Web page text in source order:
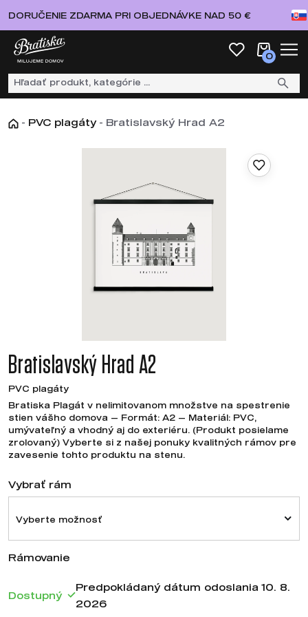
DORUČENIE ZDARMA PRI OBJEDNÁVKE NAD 50 €
0
- PVC plagáty - Bratislavský Hrad A2
Bratislavský Hrad A2
PVC plagáty
Bratiska Plagát v nelimitovanom množstve na spestrenie
stien vášho domova — Formát: A2 — Materiál: PVC,
umývateľný a vhodný aj do exteriéru. (Produkt posielame
zrolovaný) Vyberte si z našej ponuky kvalitných rámov pre
zavesenie tohto produktu na stenu.
Vybrať rám
Vyberte možnosť
Rámovanie
Dostupný
Predpokládaný dátum odoslania 10. 8.
2026